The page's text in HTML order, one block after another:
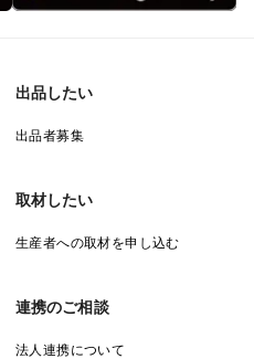
出品したい
出品者募集
取材したい
生産者への取材を申し込む
連携のご相談
法人連携について